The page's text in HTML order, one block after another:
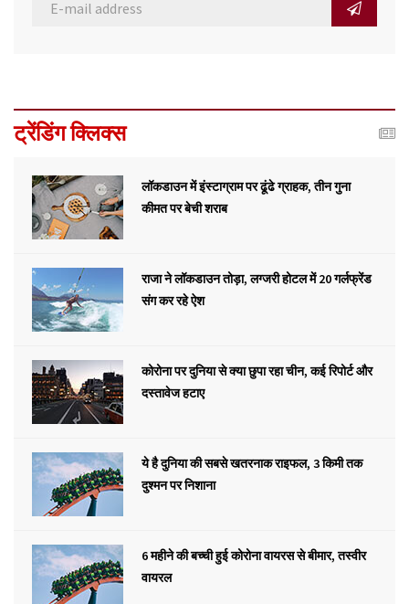
ट्रेंडिंग क्लिक्स
लॉकडाउन में इंस्टाग्राम पर ढूंढे ग्राहक, तीन गुना
कीमत पर बेची शराब
राजा ने लॉकडाउन तोड़ा, लग्जरी होटल में 20 गर्लफ्रेंड
संग कर रहे ऐश
कोरोना पर दुनिया से क्या छुपा रहा चीन, कई रिपोर्ट और
दस्तावेज हटाए
ये है दुनिया की सबसे खतरनाक राइफल, 3 किमी तक
दुश्मन पर निशाना
6 महीने की बच्ची हुई कोरोना वायरस से बीमार, तस्वीर
वायरल